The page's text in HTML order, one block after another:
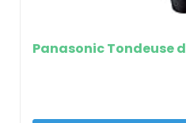
Panasonic Tondeuse